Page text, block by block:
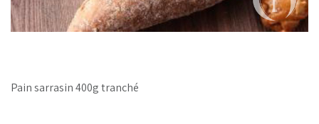
Pain sarrasin 400g tranché